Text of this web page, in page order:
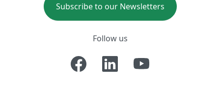
Subscribe to our Newsletters
Follow us